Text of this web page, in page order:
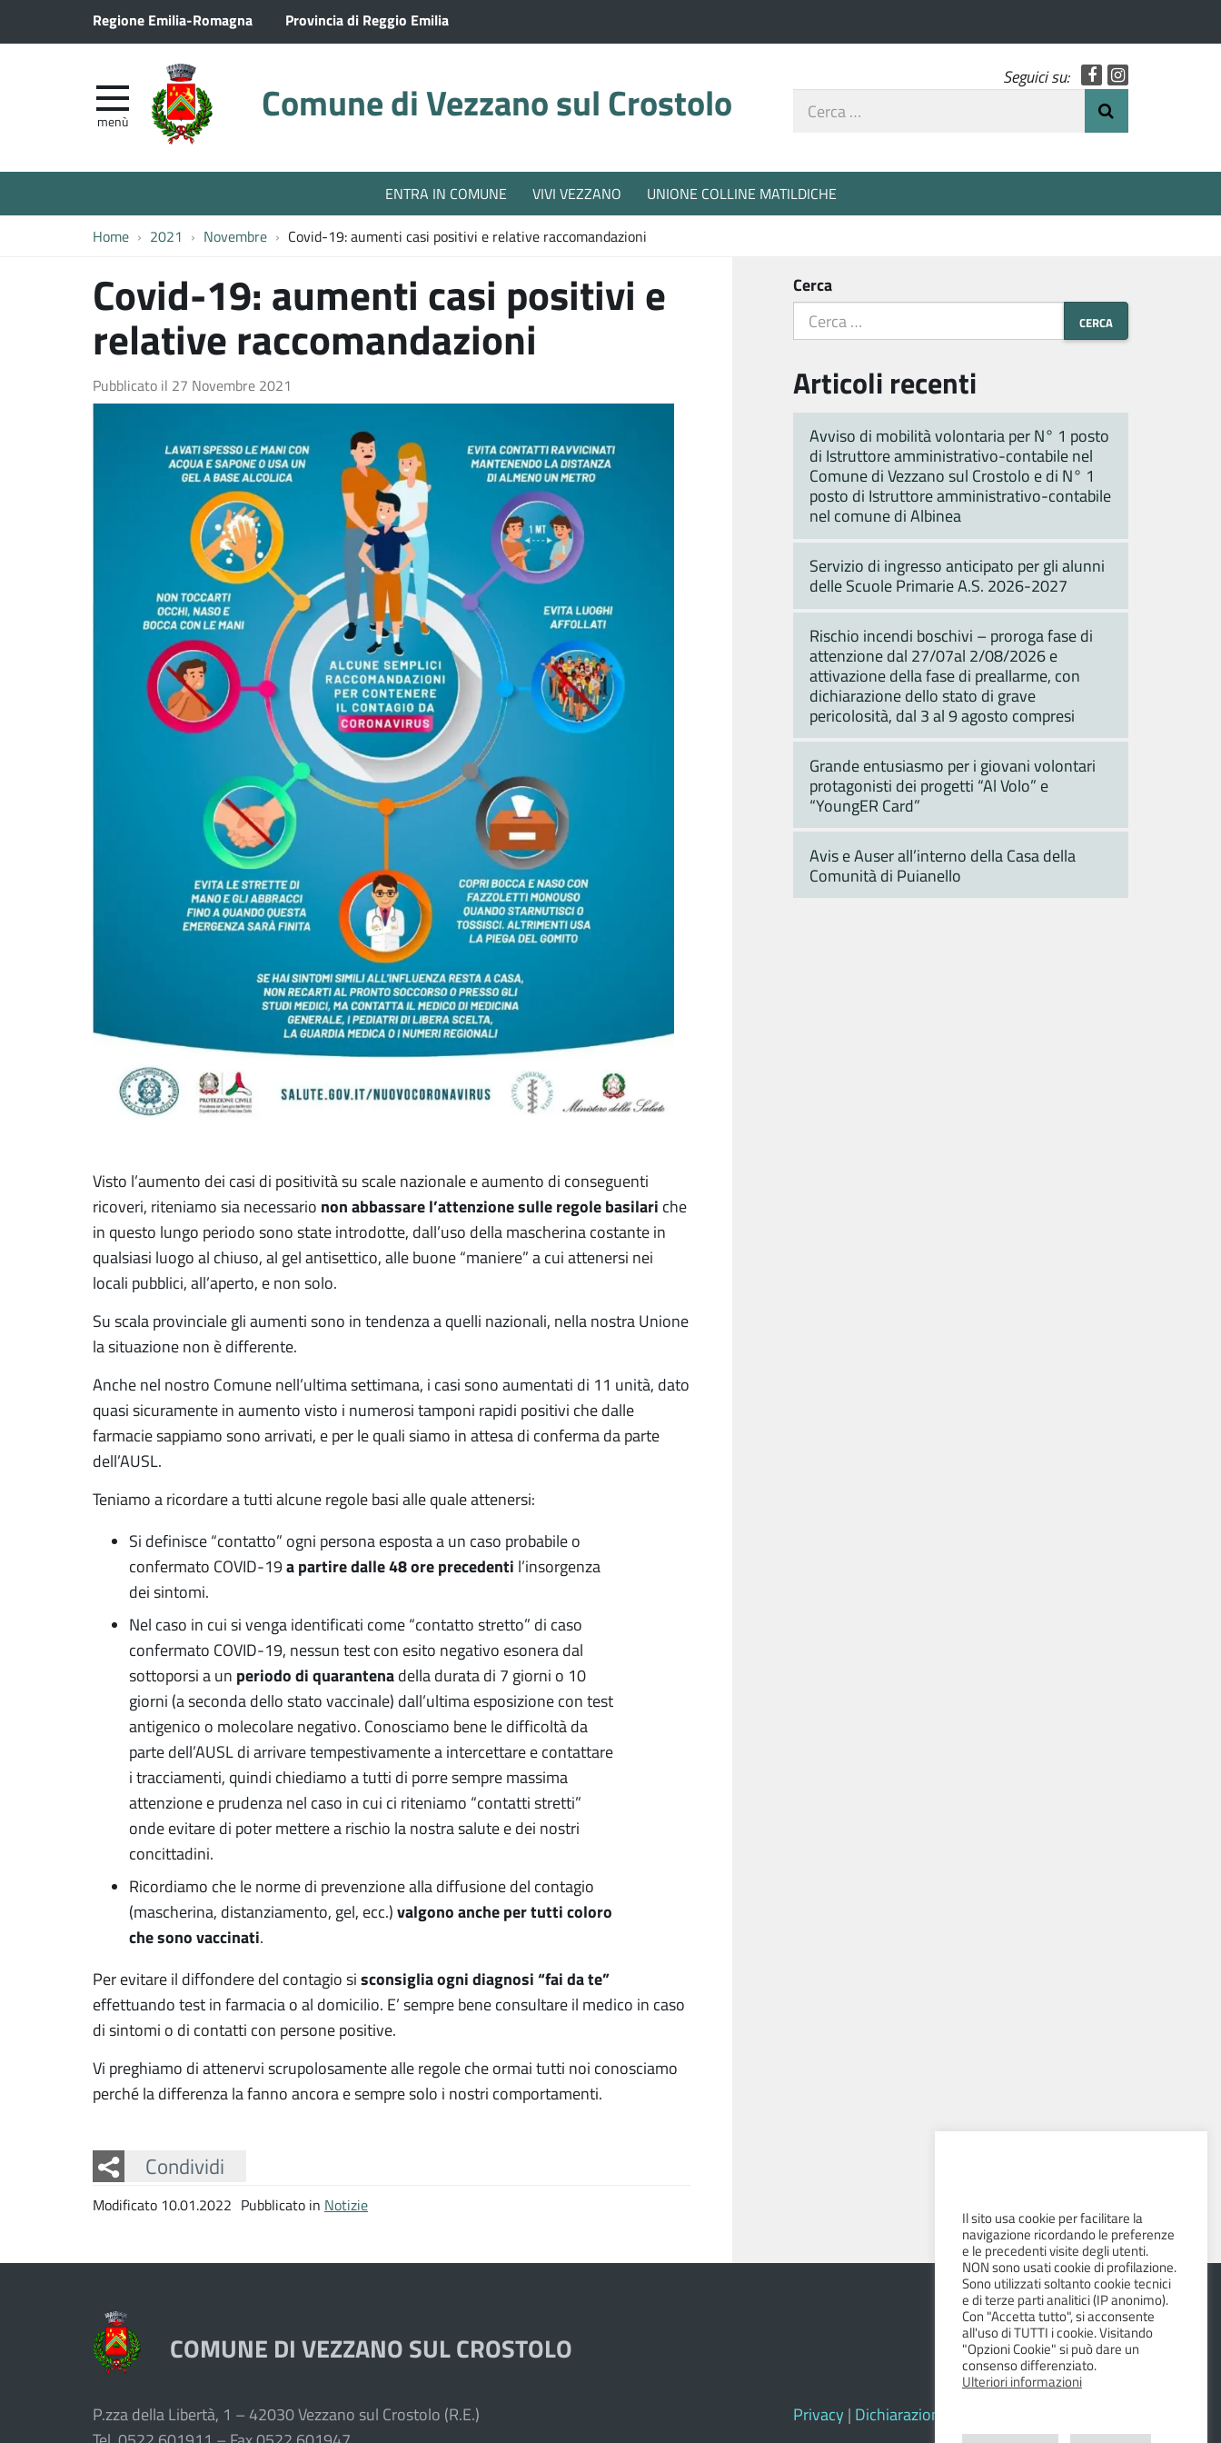
Regione Emilia-Romagna Provincia di Reggio Emilia
Comune di Vezzano sul Crostolo
menù
Seguici su: Facebook
Cerca
ENTRA IN COMUNE VIVI VEZZANO UNIONE COLLINE MATILDICHE
Home 2021 Novembre Covid-19: aumenti casi positivi e relative raccomandazioni
Covid-19: aumenti casi positivi e
relative raccomandazioni
Pubblicato il 27 Novembre 2021
Visto l’aumento dei casi di positività su scale nazionale e aumento di conseguenti
ricoveri, riteniamo sia necessario non abbassare l’attenzione sulle regole basilari che
in questo lungo periodo sono state introdotte, dall’uso della mascherina costante in
qualsiasi luogo al chiuso, al gel antisettico, alle buone “maniere” a cui attenersi nei
locali pubblici, all’aperto, e non solo.
Su scala provinciale gli aumenti sono in tendenza a quelli nazionali, nella nostra Unione
la situazione non è differente.
Anche nel nostro Comune nell’ultima settimana, i casi sono aumentati di 11 unità, dato
quasi sicuramente in aumento visto i numerosi tamponi rapidi positivi che dalle
farmacie sappiamo sono arrivati, e per le quali siamo in attesa di conferma da parte
dell’AUSL.
Teniamo a ricordare a tutti alcune regole basi alle quale attenersi:
Si definisce “contatto” ogni persona esposta a un caso probabile o
confermato COVID-19a partire dalle 48 ore precedenti l’insorgenza
dei sintomi.
Nel caso in cui si venga identificati come “contatto stretto” di caso
confermato COVID-19, nessun test con esito negativo esonera dal
sottoporsi a un periodo di quarantena della durata di 7 giorni o 10
giorni (a seconda dello stato vaccinale) dall’ultima esposizione con test
antigenico o molecolare negativo. Conosciamo bene le difficoltà da
parte dell’AUSL di arrivare tempestivamente a intercettare e contattare
i tracciamenti, quindi chiediamo a tutti di porre sempre massima
attenzione e prudenza nel caso in cui ci riteniamo “contatti stretti”
onde evitare di poter mettere a rischio la nostra salute e dei nostri
concittadini.
Ricordiamo che le norme di prevenzione alla diffusione del contagio
(mascherina, distanziamento, gel, ecc.) valgono anche per tutti coloro
che sono vaccinati.
Per evitare il diffondere del contagio si sconsiglia ogni diagnosi “fai da te”
effettuando test in farmacia o al domicilio. E’ sempre bene consultare il medico in caso
di sintomi o di contatti con persone positive.
Vi preghiamo di attenervi scrupolosamente alle regole che ormai tutti noi conosciamo
perché la differenza la fanno ancora e sempre solo i nostri comportamenti.
Condividi
Facebook
Twitter
Whatsapp
Modificato 10.01.2022 Pubblicato in Notizie
Cerca
Articoli recenti
Avviso di mobilità volontaria per N° 1 posto
di Istruttore amministrativo-contabile nel
Comune di Vezzano sul Crostolo e di N° 1
posto di Istruttore amministrativo-contabile
nel comune di Albinea
Servizio di ingresso anticipato per gli alunni
delle Scuole Primarie A.S. 2026-2027
Rischio incendi boschivi – proroga fase di
attenzione dal 27/07al 2/08/2026 e
attivazione della fase di preallarme, con
dichiarazione dello stato di grave
pericolosità, dal 3 al 9 agosto compresi
Grande entusiasmo per i giovani volontari
protagonisti dei progetti “Al Volo” e
“YoungER Card”
Avis e Auser all’interno della Casa della
Comunità di Puianello
COMUNE DI VEZZANO SUL CROSTOLO
P.zza della Libertà, 1 – 42030 Vezzano sul Crostolo (R.E.)
Privacy | Dichiarazione di accessibilità e feedback
Il sito usa cookie per facilitare la
navigazione ricordando le preferenze
e le precedenti visite degli utenti.
NON sono usati cookie di profilazione.
Sono utilizzati soltanto cookie tecnici
e di terze parti analitici (IP anonimo).
Con "Accetta tutto", si acconsente
all'uso di TUTTI i cookie. Visitando
"Opzioni Cookie" si può dare un
consenso differenziato.
Ulteriori informazioni